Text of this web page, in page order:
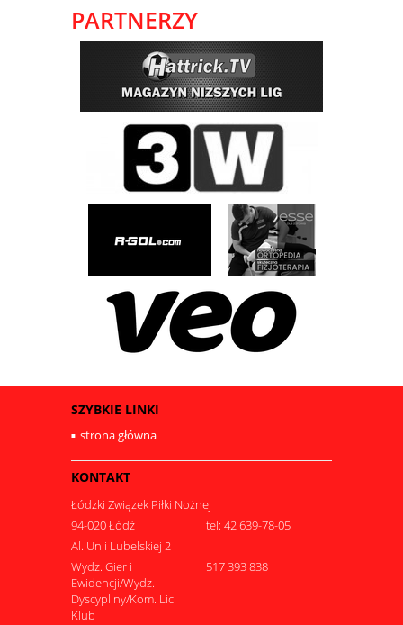
PARTNERZY
SZYBKIE LINKI
strona główna
KONTAKT
Łódzki Związek Piłki Nożnej
94-020 Łódź
tel: 42 639-78-05
Al. Unii Lubelskiej 2
Wydz. Gier i
Ewidencji/Wydz.
Dyscypliny/Kom. Lic.
Klub
517 393 838